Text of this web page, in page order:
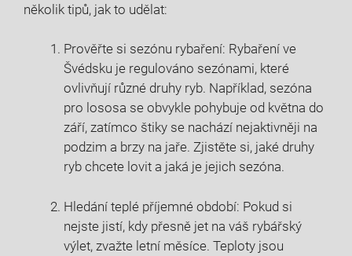
několik tipů, jak to udělat:
Prověřte ⁣si‌ sezónu rybaření: Rybaření ⁤ve
Švédsku​ je⁣ regulováno sezónami, které
‌ovlivňují různé⁣ druhy ryb. ‌Například, sezóna
pro lososa se obvykle pohybuje od května do
září, zatímco štiky se⁢ nachází ⁣nejaktivněji na
podzim a brzy ‌na jaře. Zjistěte si, jaké druhy
ryb chcete lovit ‍a jaká je jejich sezóna.
Hledání teplé příjemné období: Pokud si
nejste jistí, kdy přesně jet na váš rybářský
výlet, zvažte​ letní měsíce. Teploty ⁤jsou